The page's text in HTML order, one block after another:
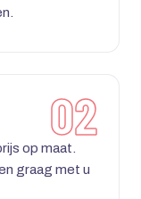
op maat.
graag met u